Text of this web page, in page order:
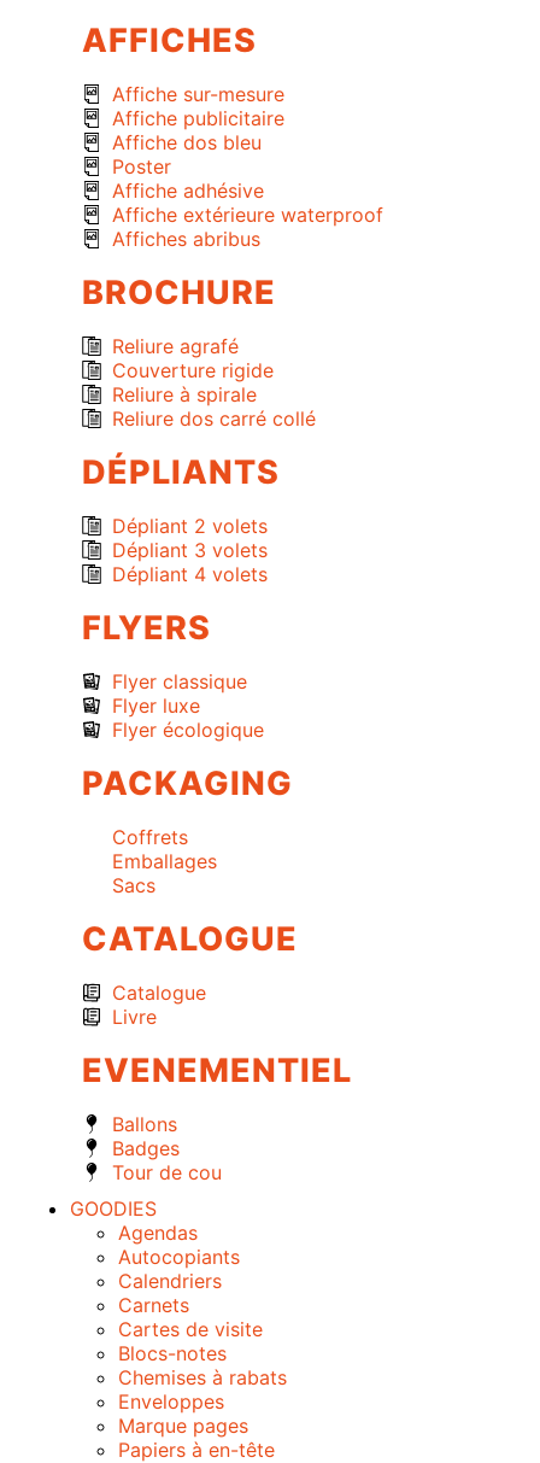
AFFICHES
Affiche sur-mesure
Affiche publicitaire
Affiche dos bleu
Poster
Affiche adhésive
Affiche extérieure waterproof
Affiches abribus
BROCHURE
Reliure agrafé
Couverture rigide
Reliure à spirale
Reliure dos carré collé
DÉPLIANTS
Dépliant 2 volets
Dépliant 3 volets
Dépliant 4 volets
FLYERS
Flyer classique
Flyer luxe
Flyer écologique
PACKAGING
Coffrets
Emballages
Sacs
CATALOGUE
Catalogue
Livre
EVENEMENTIEL
Ballons
Badges
Tour de cou
GOODIES
Agendas
Autocopiants
Calendriers
Carnets
Cartes de visite
Blocs-notes
Chemises à rabats
Enveloppes
Marque pages
Papiers à en-tête